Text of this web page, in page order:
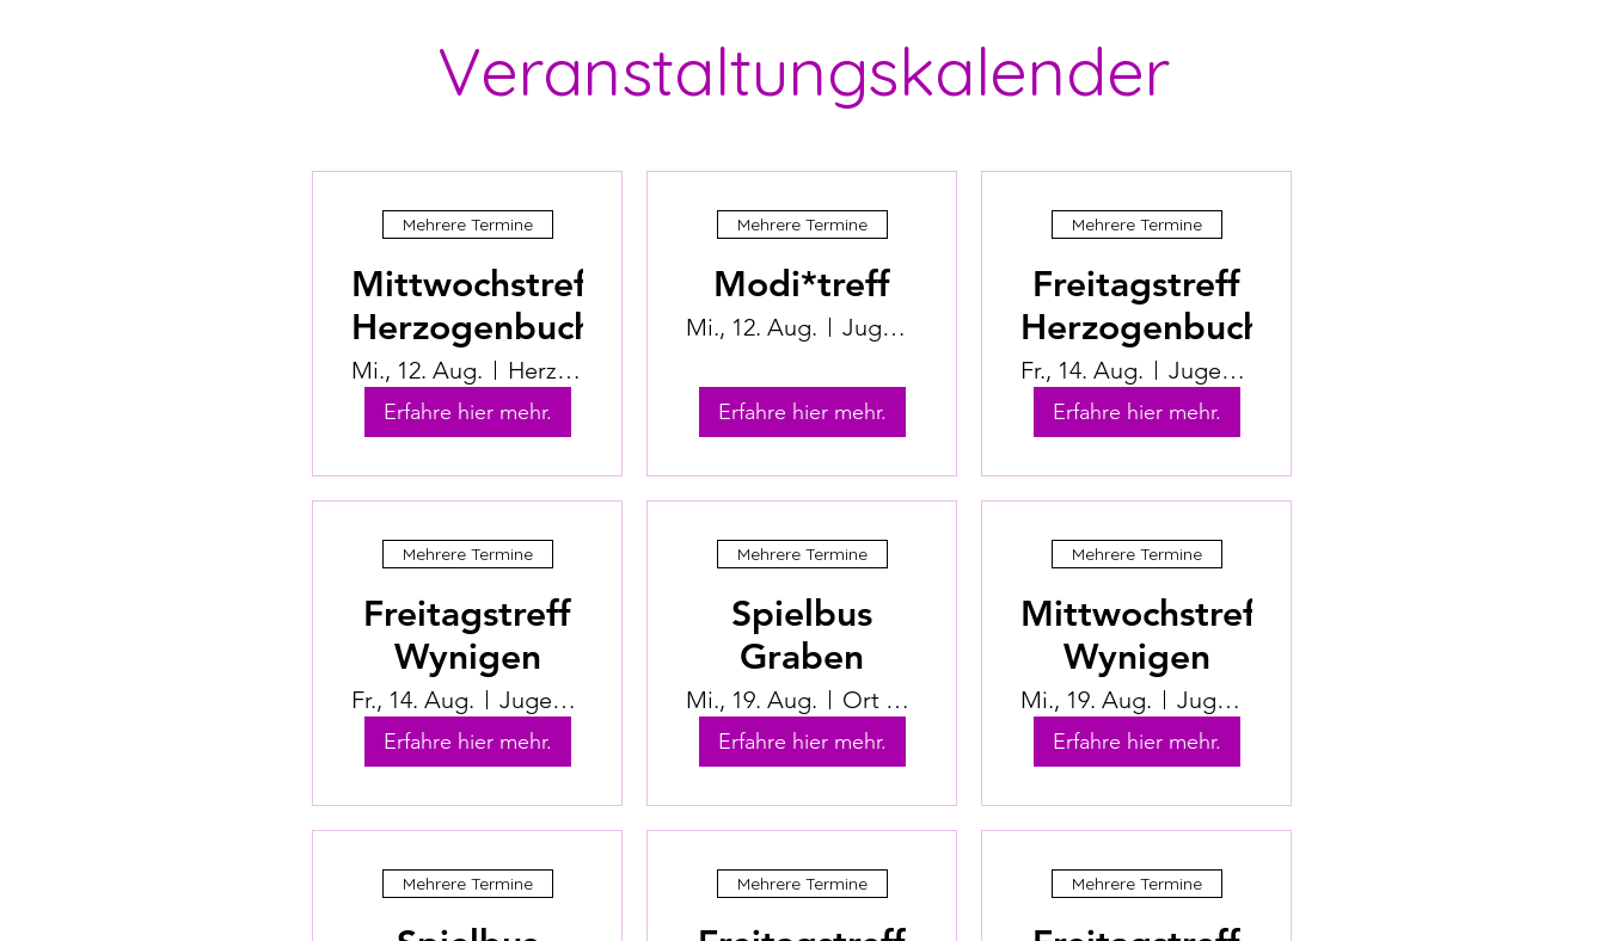
Veranstaltungskalender
Mehrere Termine
Mittwochstreff
Herzogenbuchsee
Mi., 12. Aug. Herzogenbuchsee
Erfahre hier mehr.
Mehrere Termine
Modi*treff
Mi., 12. Aug. Jugendhuus Herzogenbuchsee
Erfahre hier mehr.
Mehrere Termine
Freitagstreff
Herzogenbuchsee
Fr., 14. Aug. Jugendhuus Herzogenbuchsee
Erfahre hier mehr.
Mehrere Termine
Freitagstreff
Wynigen
Fr., 14. Aug. Jugendhuus Wynigen
Erfahre hier mehr.
Mehrere Termine
Spielbus
Graben
Mi., 19. Aug. Ort wird bekanntgegeben
Erfahre hier mehr.
Mehrere Termine
Mittwochstreff
Wynigen
Mi., 19. Aug. Jugendhuus Wynigen
Erfahre hier mehr.
Mehrere Termine Mehrere Termine Mehrere Termine